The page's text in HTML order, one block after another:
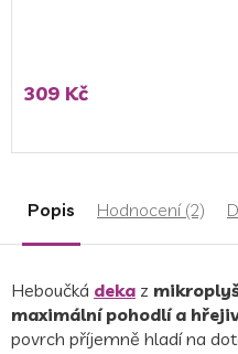
hodnocení
produktu
5,0
5
hvězdiček.
309 Kč
Popis Hodnocení (2)
Heboučká deka z
maximální pohodlí a
povrch příjemně hladí na